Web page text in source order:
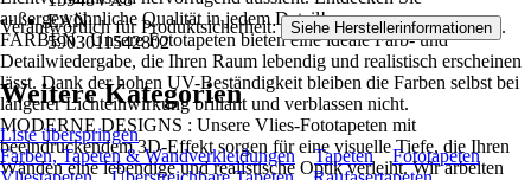
EAN
5903011542802
außergewöhnliche Qualität in jedem Detail!
FARBEN : Unsere Fototapeten bieten eine ideale Farb- und
Detailwiedergabe, die Ihren Raum lebendig und realistisch erscheinen
lässt. Dank der hohen UV-Beständigkeit bleiben die Farben selbst bei
längerer Lichteinwirkung brillant und verblassen nicht.
MODERNE DESIGNS : Unsere Vlies-Fototapeten mit
beeindruckendem 3D-Effekt sorgen für eine visuelle Tiefe, die Ihren
Wänden eine lebendige und realistische Optik verleiht. Wir arbeiten
Verantwortlich für Produktsicherheit: Siehe Herstellerinformationen .
Weitere Kategorien
Liste überspringen
Farben, Tapeten & Wandverkleidungen
Tapeten
Fototapeten